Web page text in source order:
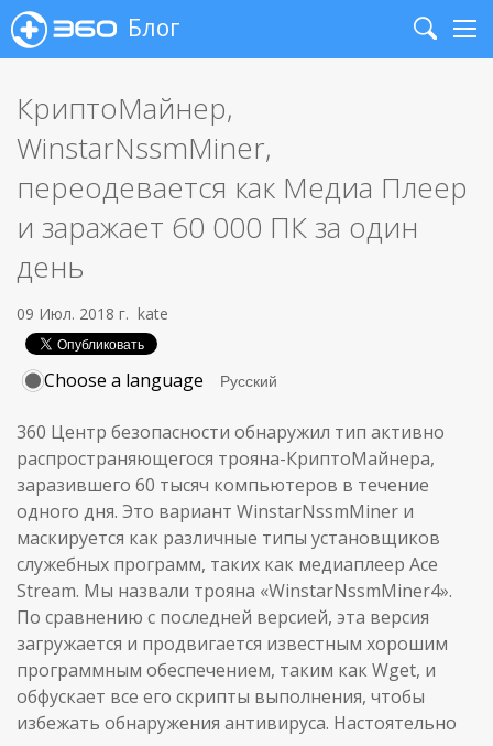
Блог
Search
КриптоМайнер,
WinstarNssmMiner,
переодевается как Медиа Плеер
и заражает 60 000 ПК за один
день
09 Июл. 2018 г. kate
Choose a language
360 Центр безопасности обнаружил тип активно
распространяющегося трояна-КриптоМайнера,
заразившего 60 тысяч компьютеров в течение
одного дня. Это вариант WinstarNssmMiner и
маскируется как различные типы установщиков
служебных программ, таких как медиаплеер Ace
Stream. Мы назвали трояна «WinstarNssmMiner4».
По сравнению с последней версией, эта версия
загружается и продвигается известным хорошим
программным обеспечением, таким как Wget, и
обфускает все его скрипты выполнения, чтобы
избежать обнаружения антивируса. Настоятельно